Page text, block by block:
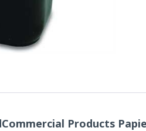
Products